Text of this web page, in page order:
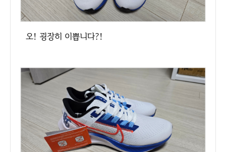
오! 굉장히 이쁩니다?!